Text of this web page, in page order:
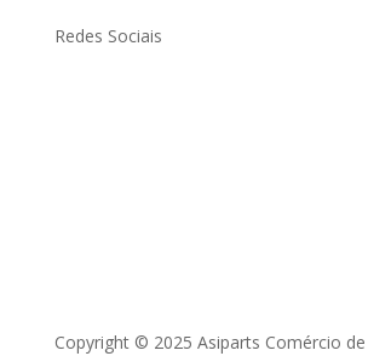
Redes Sociais
Copyright © 2025 Asiparts Comércio